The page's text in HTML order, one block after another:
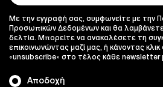
Αποδοχή
Με την εγγραφή σας, συμφωνείτε με την
Προσωπικών Δεδομένων και θα
δελτία. Μπορείτε να ανακαλέσετε τη
επικοινωνώντας μαζί μας, ή κάνοντας
«unsubscribe» στο τέλος κάθε newsletter